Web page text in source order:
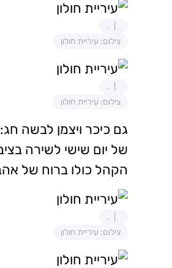
.
צילום: עיריית חולון
.
צילום: עיריית חולון
גם כיכר ויצמן לבשה
של יום שישי לשירה
הקהל כולו ברוח של
.
צילום: עיריית חולון